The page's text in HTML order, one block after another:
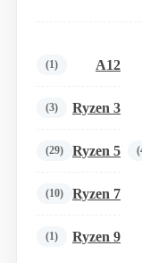
A12
(1)
Ryzen 3
(3)
Ryzen 5
(29)
Ryzen 7
(10)
Ryzen 9
(1)